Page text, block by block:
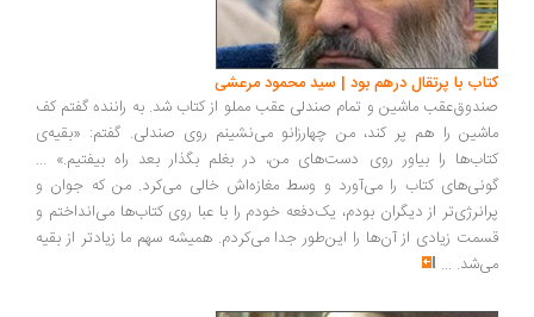
کتاب با پرتقال درهم بود | سید محمود مرعشی
صندوق‌عقب ماشین و تمام صندلی عقب مملو از کتاب شد. به راننده گفتم کف
ماشین را هم پر کند، من چهارزانو می‌نشینم روی صندلی. گفتم: «بقیه‌ی
کتاب‌ها را بیاور روی دست‌های من، در بغلم بگذار بعد راه بیفتیم.» ...
گونی‌های کتاب را می‌آورد و وسط مغازه‌اش خالی می‌کرد. من که جوان و
پرانرژی‌تر از دیگران بودم، یک‌دفعه خودم را با عبا روی کتاب‌ها می‌انداختم و
قسمت زیادی از آن‌ها را این‌طور جدا می‌کردم. همیشه سهم ما زیادتر از بقیه
می‌شد. ...